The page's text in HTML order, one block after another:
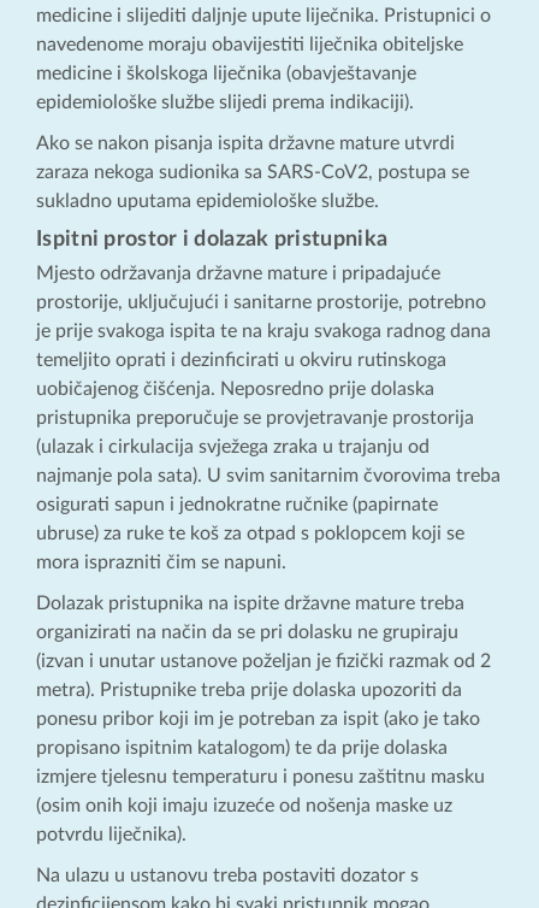
medicine i slijediti daljnje upute liječnika. Pristupnici o
navedenome moraju obavijestiti liječnika obiteljske
medicine i školskoga liječnika (obavještavanje
epidemiološke službe slijedi prema indikaciji).
Ako se nakon pisanja ispita državne mature utvrdi
zaraza nekoga sudionika sa SARS-CoV2, postupa se
sukladno uputama epidemiološke službe.
Ispitni prostor i dolazak pristupnika
Mjesto održavanja državne mature i pripadajuće
prostorije, uključujući i sanitarne prostorije, potrebno
je prije svakoga ispita te na kraju svakoga radnog dana
temeljito oprati i dezinficirati u okviru rutinskoga
uobičajenog čišćenja. Neposredno prije dolaska
pristupnika preporučuje se provjetravanje prostorija
(ulazak i cirkulacija svježega zraka u trajanju od
najmanje pola sata). U svim sanitarnim čvorovima treba
osigurati sapun i jednokratne ručnike (papirnate
ubruse) za ruke te koš za otpad s poklopcem koji se
mora isprazniti čim se napuni.
Dolazak pristupnika na ispite državne mature treba
organizirati na način da se pri dolasku ne grupiraju
(izvan i unutar ustanove poželjan je fizički razmak od 2
metra). Pristupnike treba prije dolaska upozoriti da
ponesu pribor koji im je potreban za ispit (ako je tako
propisano ispitnim katalogom) te da prije dolaska
izmjere tjelesnu temperaturu i ponesu zaštitnu masku
(osim onih koji imaju izuzeće od nošenja maske uz
potvrdu liječnika).
Na ulazu u ustanovu treba postaviti dozator s